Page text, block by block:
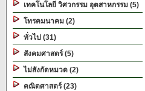
เทคโนโลยี วิศวกรรม อุตสาหกรรม (5)
โทรคมนาคม (2)
ทั่วไป (31)
สังคมศาสตร์ (5)
ไม่สังกัดหมวด (2)
คณิตศาสตร์ (23)